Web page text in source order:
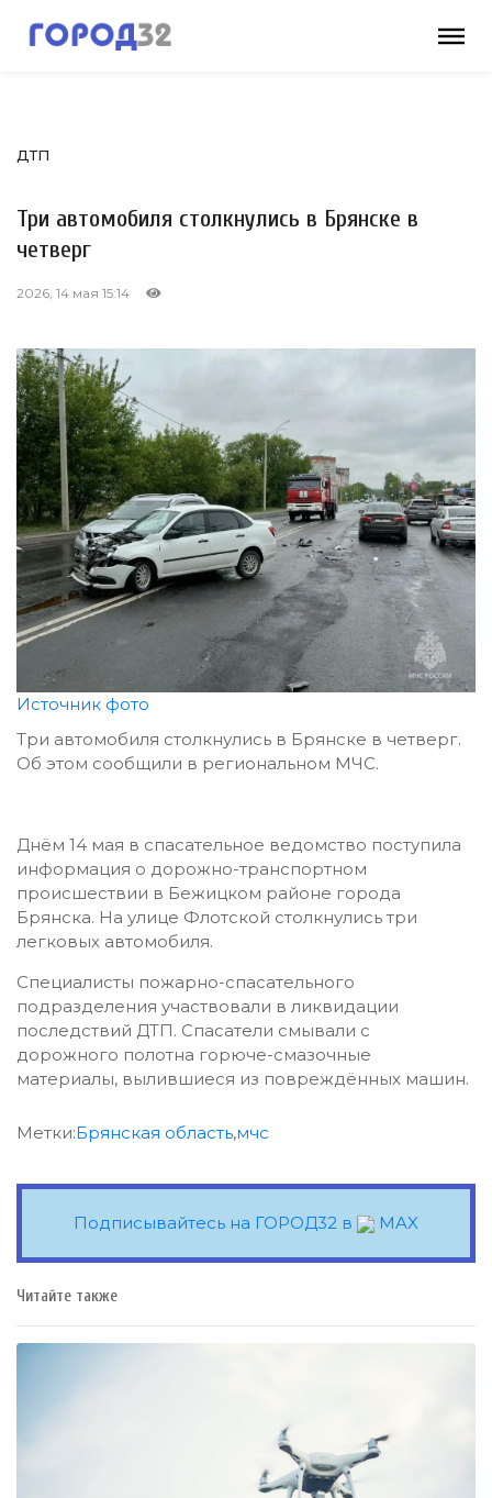
ДТП
Три автомобиля столкнулись в Брянске в
четверг
2026, 14 мая 15:14
Источник фото
Три автомобиля столкнулись в Брянске в четверг.
Об этом сообщили в региональном МЧС.
Днём 14 мая в спасательное ведомство поступила
информация о дорожно-транспортном
происшествии в Бежицком районе города
Брянска. На улице Флотской столкнулись три
легковых автомобиля.
Специалисты пожарно-спасательного
подразделения участвовали в ликвидации
последствий ДТП. Спасатели смывали с
дорожного полотна горюче-смазочные
материалы, вылившиеся из повреждённых машин.
Метки:Брянская область,мчс
Подписывайтесь на ГОРОД32 в MAX
Читайте также